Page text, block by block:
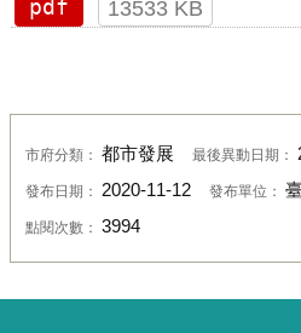
pdf
13533 KB
市府分類： 都市發展 最後異動日期：
發布日期： 2020-11-12 發布單位：
點閱次數： 3994